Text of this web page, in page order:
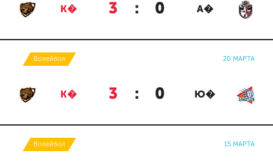
К� 3 : 0 А�
Волейбол 20 МАРТА
К� 3 : 0 Ю�
Волейбол 15 МАРТА